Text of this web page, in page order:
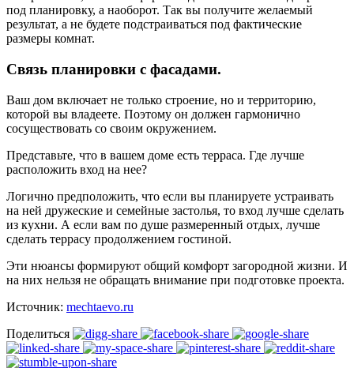
под планировку, а наоборот. Так вы получите желаемый
результат, а не будете подстраиваться под фактические
размеры комнат.
Связь планировки с фасадами.
Ваш дом включает не только строение, но и территорию,
которой вы владеете. Поэтому он должен гармонично
сосуществовать со своим окружением.
Представьте, что в вашем доме есть терраса. Где лучше
расположить вход на нее?
Логично предположить, что если вы планируете устраивать
на ней дружеские и семейные застолья, то вход лучше сделать
из кухни. А если вам по душе размеренный отдых, лучше
сделать террасу продолжением гостиной.
Эти нюансы формируют общий комфорт загородной жизни. И
на них нельзя не обращать внимание при подготовке проекта.
Источник: mechtaevo.ru
Поделиться